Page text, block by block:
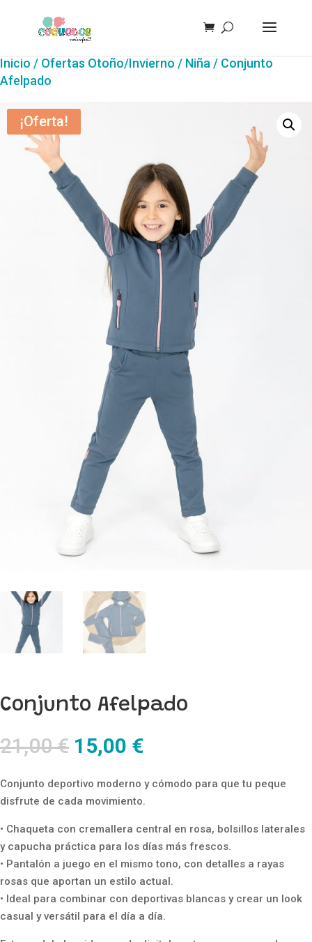
Inicio / Ofertas Otoño/Invierno / Niña / Conjunto
Afelpado
¡Oferta!
Conjunto Afelpado
21,00€ El
precio
original
era:
15,00 €
actual
es:
Conjunto deportivo moderno y cómodo para que tu peque
disfrute de cada movimiento.
• Chaqueta con cremallera central en rosa, bolsillos laterales
y capucha práctica para los días más frescos.
• Pantalón a juego en el mismo tono, con detalles a rayas
rosas que aportan un estilo actual.
• Ideal para combinar con deportivas blancas y crear un look
casual y versátil para el día a día.